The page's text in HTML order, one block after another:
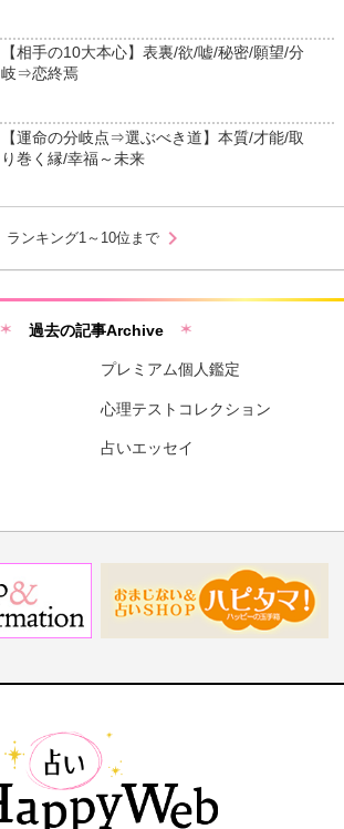
【相手の10大本心】表裏/欲/嘘/秘密/願望/分
岐⇒恋終焉
【運命の分岐点⇒選ぶべき道】本質/才能/取
り巻く縁/幸福～未来
ランキング1～10位まで chevron_right
過去の記事Archive
プレミアム個人鑑定
心理テストコレクション
占いエッセイ